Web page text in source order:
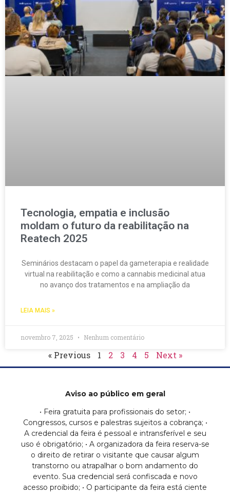
Tecnologia, empatia e inclusão
moldam o futuro da reabilitação na
Reatech 2025
Seminários destacam o papel da gameterapia e realidade
virtual na reabilitação e como a cannabis medicinal atua
no avanço dos tratamentos e na ampliação da
LEIA MAIS »
novembro 7, 2025 Nenhum comentário
« Previous 1 2 3 4 5 Next »
Aviso ao público em geral
• Feira gratuita para profissionais do setor; •
Congressos, cursos e palestras sujeitos a cobrança; •
A credencial da feira é pessoal e intransferível e seu
uso é obrigatório; • A organizadora da feira reserva-se
o direito de retirar o visitante que causar algum
transtorno ou atrapalhar o bom andamento do
evento. Sua credencial será confiscada e novo
acesso proibido; • O participante da feira está ciente